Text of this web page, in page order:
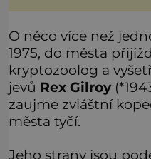
O něco více než
1975, do města
kryptozoolog a
jevů Rex Gilroy
zaujme zvláštní
města tyčí.
Jeho strany jsou